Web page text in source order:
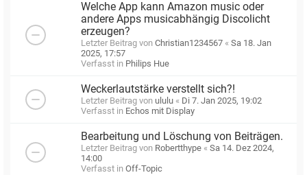
Welche App kann Amazon music oder
andere Apps musicabhängig Discolicht
erzeugen?
Letzter Beitrag von Christian1234567 « Sa 18. Jan
2025, 17:57
Verfasst in Philips Hue
Weckerlautstärke verstellt sich?!
Letzter Beitrag von ululu « Di 7. Jan 2025, 19:02
Verfasst in Echos mit Display
Bearbeitung und Löschung von Beiträgen.
Letzter Beitrag von Robertthype « Sa 14. Dez 2024,
14:00
Verfasst in Off-Topic